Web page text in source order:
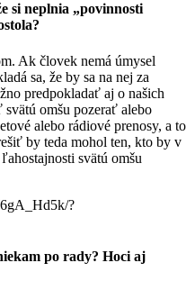
si neplnia „povinnosti
Ak človek nemá úmysel
sa, že by sa na nej za
predpokladať aj o našich
omšu pozerať alebo
alebo rádiové prenosy, a to
by teda mohol ten, kto by v
svätú omšu
?
po rady? Hoci aj